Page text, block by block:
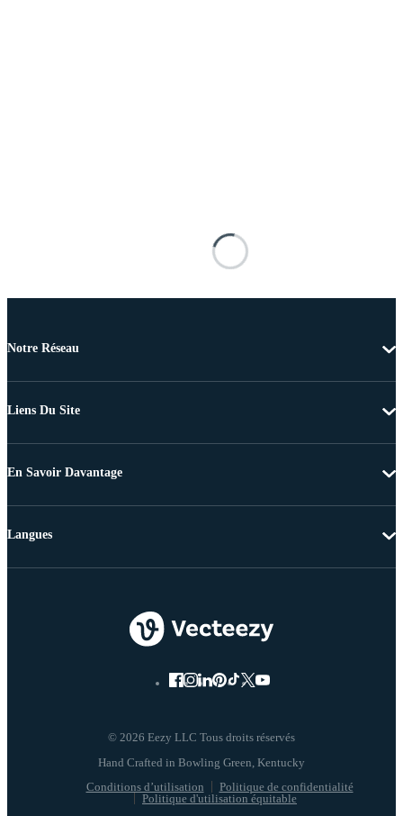
Notre Réseau
Liens Du Site
En Savoir Davantage
© 2026 Eezy LLC Tous droits réservés
Conditions d’utilisation
Politique de confidentialité
Politique d'utilisation équitable
Langues